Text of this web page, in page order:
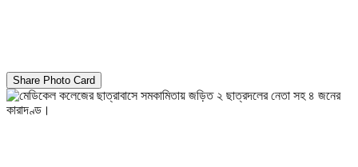
Share Photo Card